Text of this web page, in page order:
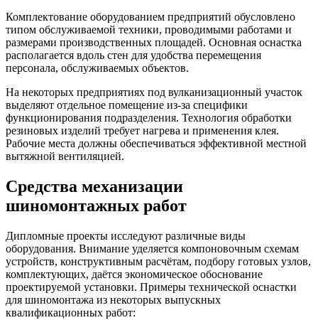
Комплектование оборудованием предприятий обусловлено
типом обслуживаемой техники, проводимыми работами и
размерами производственных площадей. Основная оснастка
располагается вдоль стен для удобства перемещения
персонала, обслуживаемых объектов.
На некоторых предприятиях под вулканизационный участок
выделяют отдельное помещение из-за специфики
функционирования подразделения. Технология обработки
резиновых изделий требует нагрева и применения клея.
Рабочие места должны обеспечиваться эффективной местной
вытяжной вентиляцией.
Средства механизации
шиномонтажных работ
Дипломные проекты исследуют различные виды
оборудования. Внимание уделяется компоновочным схемам
устройств, конструктивным расчётам, подбору готовых узлов,
комплектующих, даётся экономическое обоснование
проектируемой установки. Примеры технической оснастки
для шиномонтажа из некоторых выпускных
квалификационных работ: